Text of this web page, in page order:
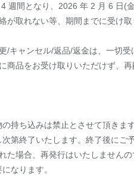
週間となり、2026 年 2 月 6 日(
が取れない等、期間までに受け
/キャンセル/返品/返金は、一切
商品をお受け取りいただけず、
持ち込みは禁止とさせて頂き
第終了いたします。終了後に
た場合、再発行はいたしませんの
なります。